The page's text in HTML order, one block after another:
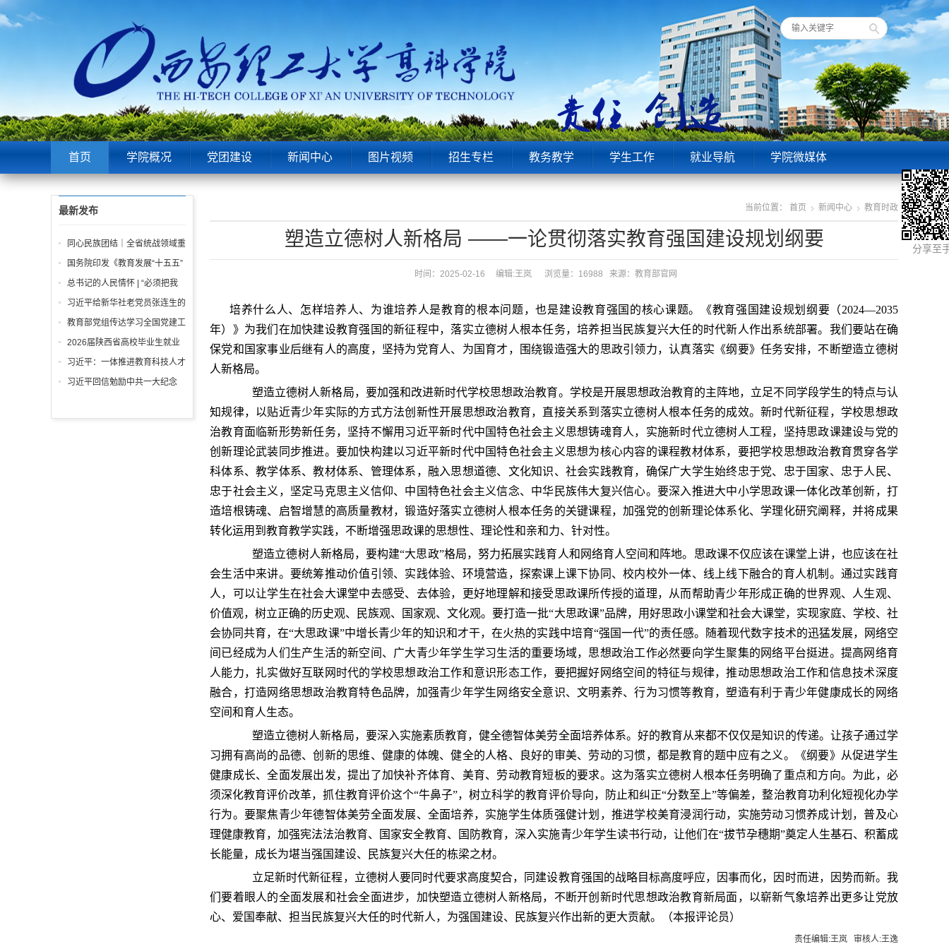
首页 学院概况 党团建设 新闻中心 图片视频 招生专栏 教务教学 学生工作 就业导航 学院微媒体
当前位置： 首页 新闻中心 教育时政
分享至
塑造立德树人新格局 ——一论贯彻落实教育强国建设规划纲要
时间：2025-02-16 编辑:王岚 浏览量：16988 来源：教育部官网
培养什么人、怎样培养人、为谁培养人是教育的根本问题，也是建设教育强国的核心课题。《教育强国建设规划纲要（2024—2035
年）》为我们在加快建设教育强国的新征程中，落实立德树人根本任务，培养担当民族复兴大任的时代新人作出系统部署。我们要站在确
保党和国家事业后继有人的高度，坚持为党育人、为国育才，围绕锻造强大的思政引领力，认真落实《纲要》任务安排，不断塑造立德树
人新格局。
塑造立德树人新格局，要加强和改进新时代学校思想政治教育。学校是开展思想政治教育的主阵地，立足不同学段学生的特点与认
知规律，以贴近青少年实际的方式方法创新性开展思想政治教育，直接关系到落实立德树人根本任务的成效。新时代新征程，学校思想政
治教育面临新形势新任务，坚持不懈用习近平新时代中国特色社会主义思想铸魂育人，实施新时代立德树人工程，坚持思政课建设与党的
创新理论武装同步推进。要加快构建以习近平新时代中国特色社会主义思想为核心内容的课程教材体系，要把学校思想政治教育贯穿各学
科体系、教学体系、教材体系、管理体系，融入思想道德、文化知识、社会实践教育，确保广大学生始终忠于党、忠于国家、忠于人民、
忠于社会主义，坚定马克思主义信仰、中国特色社会主义信念、中华民族伟大复兴信心。要深入推进大中小学思政课一体化改革创新，打
造培根铸魂、启智增慧的高质量教材，锻造好落实立德树人根本任务的关键课程，加强党的创新理论体系化、学理化研究阐释，并将成果
转化运用到教育教学实践，不断增强思政课的思想性、理论性和亲和力、针对性。
塑造立德树人新格局，要构建“大思政”格局，努力拓展实践育人和网络育人空间和阵地。思政课不仅应该在课堂上讲，也应该在社
会生活中来讲。要统筹推动价值引领、实践体验、环境营造，探索课上课下协同、校内校外一体、线上线下融合的育人机制。通过实践育
人，可以让学生在社会大课堂中去感受、去体验，更好地理解和接受思政课所传授的道理，从而帮助青少年形成正确的世界观、人生观、
价值观，树立正确的历史观、民族观、国家观、文化观。要打造一批“大思政课”品牌，用好思政小课堂和社会大课堂，实现家庭、学校、社
会协同共育，在“大思政课”中增长青少年的知识和才干，在火热的实践中培育“强国一代”的责任感。随着现代数字技术的迅猛发展，网络空
间已经成为人们生产生活的新空间、广大青少年学生学习生活的重要场域，思想政治工作必然要向学生聚集的网络平台挺进。提高网络育
人能力，扎实做好互联网时代的学校思想政治工作和意识形态工作，要把握好网络空间的特征与规律，推动思想政治工作和信息技术深度
融合，打造网络思想政治教育特色品牌，加强青少年学生网络安全意识、文明素养、行为习惯等教育，塑造有利于青少年健康成长的网络
空间和育人生态。
塑造立德树人新格局，要深入实施素质教育，健全德智体美劳全面培养体系。好的教育从来都不仅仅是知识的传递。让孩子通过学
习拥有高尚的品德、创新的思维、健康的体魄、健全的人格、良好的审美、劳动的习惯，都是教育的题中应有之义。《纲要》从促进学生
健康成长、全面发展出发，提出了加快补齐体育、美育、劳动教育短板的要求。这为落实立德树人根本任务明确了重点和方向。为此，必
须深化教育评价改革，抓住教育评价这个“牛鼻子”，树立科学的教育评价导向，防止和纠正“分数至上”等偏差，整治教育功利化短视化办学
行为。要聚焦青少年德智体美劳全面发展、全面培养，实施学生体质强健计划，推进学校美育浸润行动，实施劳动习惯养成计划，普及心
理健康教育，加强宪法法治教育、国家安全教育、国防教育，深入实施青少年学生读书行动，让他们在“拔节孕穗期”奠定人生基石、积蓄成
长能量，成长为堪当强国建设、民族复兴大任的栋梁之材。
立足新时代新征程，立德树人要同时代要求高度契合，同建设教育强国的战略目标高度呼应，因事而化，因时而进，因势而新。我
们要着眼人的全面发展和社会全面进步，加快塑造立德树人新格局，不断开创新时代思想政治教育新局面，以崭新气象培养出更多让党放
心、爱国奉献、担当民族复兴大任的时代新人，为强国建设、民族复兴作出新的更大贡献。（本报评论员）
责任编辑:王岚 审核人:王逸
最新发布
同心民族团结｜全省统战领域重
点工作推进会召开
国务院印发《教育发展“十五五”
规划》
总书记的人民情怀 | “必须把我
们党建设好、建设强”
习近平给新华社老党员张连生的
回信
教育部党组传达学习全国党建工
作座谈会精神，研究部署学习宣
传贯彻习近平党建思想工作
2026届陕西省高校毕业生就业
工作“百日冲刺”推进会召开
习近平：一体推进教育科技人才
发展
习近平回信勉励中共一大纪念
巾讲解员：传承红色基因增长知